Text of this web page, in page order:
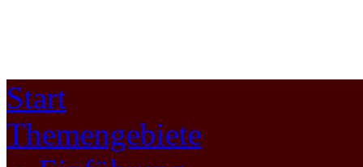
Start
Themengebiete